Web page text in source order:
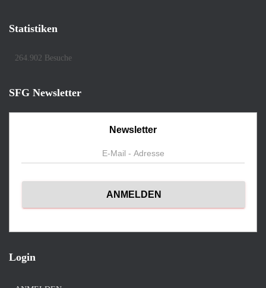
Statistiken
264.902 Besuche
SFG Newsletter
Newsletter
Login